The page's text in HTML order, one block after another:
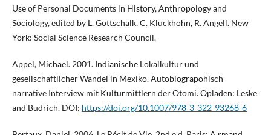
Use of Personal Documents in History, Anthropology and
Sociology, edited by L. Gottschalk, C. Kluckhohn, R. Angell. New
York: Social Science Research Council.
Appel, Michael. 2001. Indianische Lokalkultur und
gesellschaftlicher Wandel in Mexiko. Autobiograpohisch-
narrative Interview mit Kulturmittlern der Otomi. Opladen: Leske
and Budrich. DOI: https://doi.org/10.1007/978-3-322-93268-6